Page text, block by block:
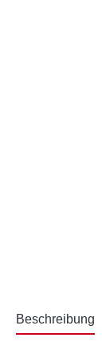
Beschreibung